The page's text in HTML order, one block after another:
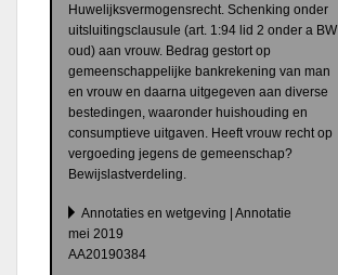
Huwelijksvermogensrecht. Schenking onder
uitsluitings­clausule (art. 1:94 lid 2 onder a BW
oud) aan vrouw. Bedrag gestort op
gemeenschappelijke bankrekening van man
en vrouw en daarna uitgegeven aan diverse
bestedingen, waaronder huishouding en
consumptieve uitgaven. Heeft vrouw recht op
vergoeding jegens de gemeenschap?
Bewijslastverdeling.
Annotaties en wetgeving | Annotatie
mei 2019
AA20190384